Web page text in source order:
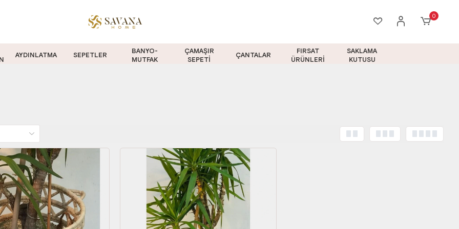
0
AYDINLATMA SEPETLER
BANYO-
MUTFAK
ÇAMAŞIR
SEPETİ
ÇANTALAR
FIRSAT
ÜRÜNLERİ
SAKLAMA
KUTUSU